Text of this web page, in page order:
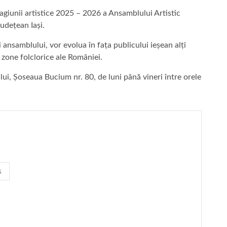
artistice 2025 – 2026 a Ansamblului Artistic
Iași.
vor evolua în fața publicului ieșean alți
folclorice ale României.
Șoseaua Bucium nr. 80, de luni până vineri între orele